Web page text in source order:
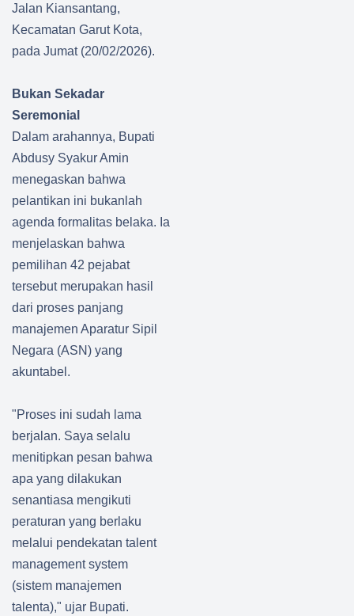
Jalan Kiansantang,
Kecamatan Garut Kota,
pada Jumat (20/02/2026).
Bukan Sekadar
Seremonial
Dalam arahannya, Bupati
Abdusy Syakur Amin
menegaskan bahwa
pelantikan ini bukanlah
agenda formalitas belaka. Ia
menjelaskan bahwa
pemilihan 42 pejabat
tersebut merupakan hasil
dari proses panjang
manajemen Aparatur Sipil
Negara (ASN) yang
akuntabel.
"Proses ini sudah lama
berjalan. Saya selalu
menitipkan pesan bahwa
apa yang dilakukan
senantiasa mengikuti
peraturan yang berlaku
melalui pendekatan talent
management system
(sistem manajemen
talenta)," ujar Bupati.